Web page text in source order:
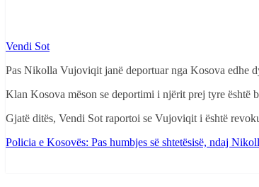
Vendi Sot
Pas Nikolla Vujoviqit janë deportuar nga Kosova edhe
Klan Kosova mëson se deportimi i njërit prej tyre është
Gjatë ditës, Vendi Sot raportoi se Vujoviqit i është
Policia e Kosovës: Pas humbjes së shtetësisë, ndaj